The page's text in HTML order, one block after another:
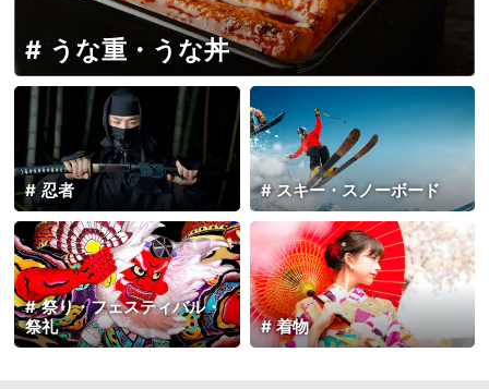
うな重・うな丼
スキー・スノーボード
忍者
着物
祭り・フェスティバル・
祭礼